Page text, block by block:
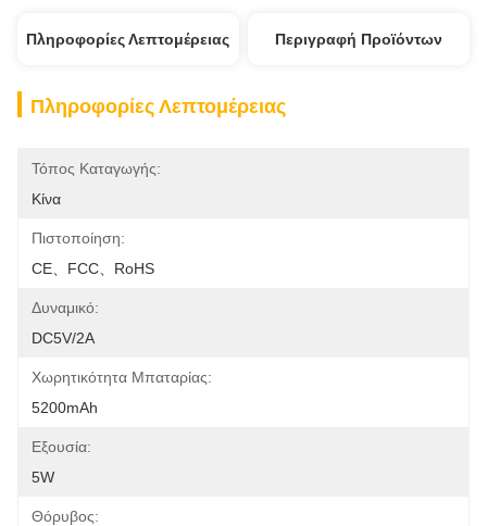
Πληροφορίες Λεπτομέρειας Περιγραφή Προϊόντων
Πληροφορίες Λεπτομέρειας
Τόπος Καταγωγής:
Κίνα
Πιστοποίηση:
CE、FCC、RoHS
Δυναμικό:
DC5V/2A
Χωρητικότητα Μπαταρίας:
5200mAh
Εξουσία:
5W
Θόρυβος: